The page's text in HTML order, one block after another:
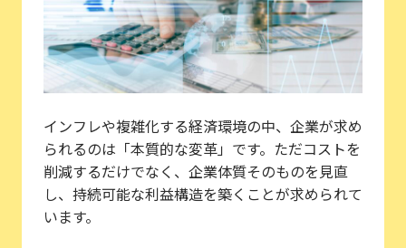
インフレや複雑化する経済環境の中、企業が求め
られるのは「本質的な変革」です。ただコストを
削減するだけでなく、企業体質そのものを見直
し、持続可能な利益構造を築くことが求められて
います。